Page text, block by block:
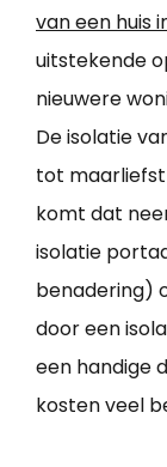
van een huis
uitstekende
nieuwere
De isolatie
tot maarliefst
komt dat
isolatie
benadering)
door een
een handige
kosten veel